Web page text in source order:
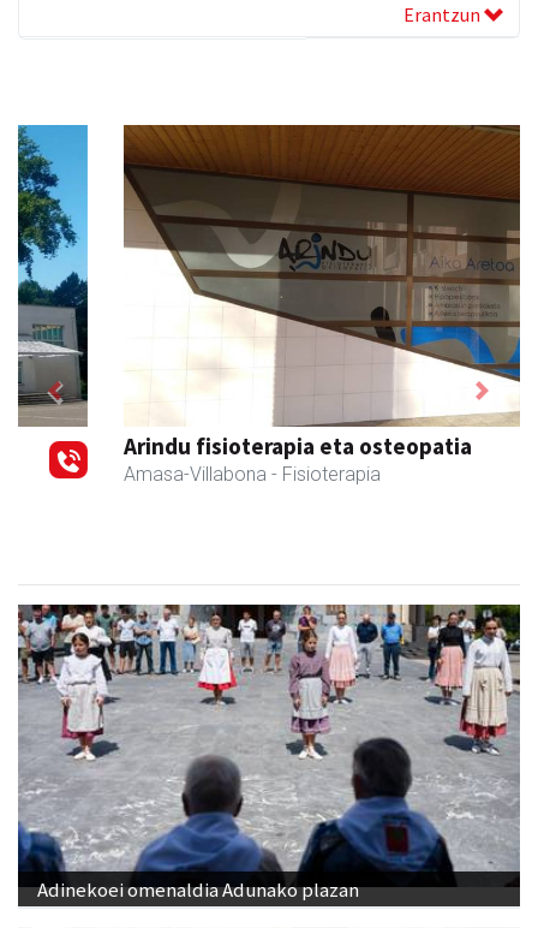
Erantzun
Arindu fisioterapia eta osteopatia
Amasa-Villabona - Fisioterapia
Previous Next
Adinekoei omenaldia Adunako plazan